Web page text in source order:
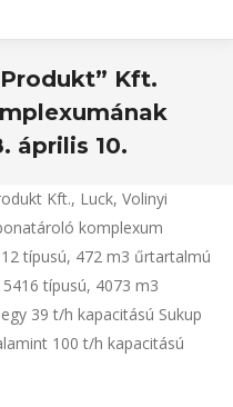
Kft.
április 10.
Kft., Luck, Volinyi
komplexum
típusú, 472 m3 űrtartalmú
típusú, 4073 m3
39 t/h kapacitású Sukup
100 t/h kapacitású